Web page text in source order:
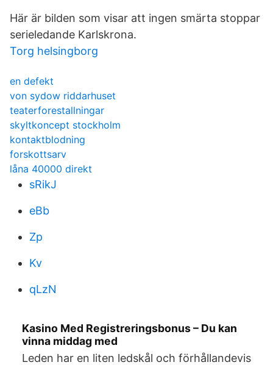
Här är bilden som visar att ingen smärta stoppar
serieledande Karlskrona.
Torg helsingborg
en defekt
von sydow riddarhuset
teaterforestallningar
skyltkoncept stockholm
kontaktblodning
forskottsarv
låna 40000 direkt
sRikJ
eBb
Zp
Kv
qLzN
Kasino Med Registreringsbonus – Du kan
vinna middag med
Leden har en liten ledskål och förhållandevis